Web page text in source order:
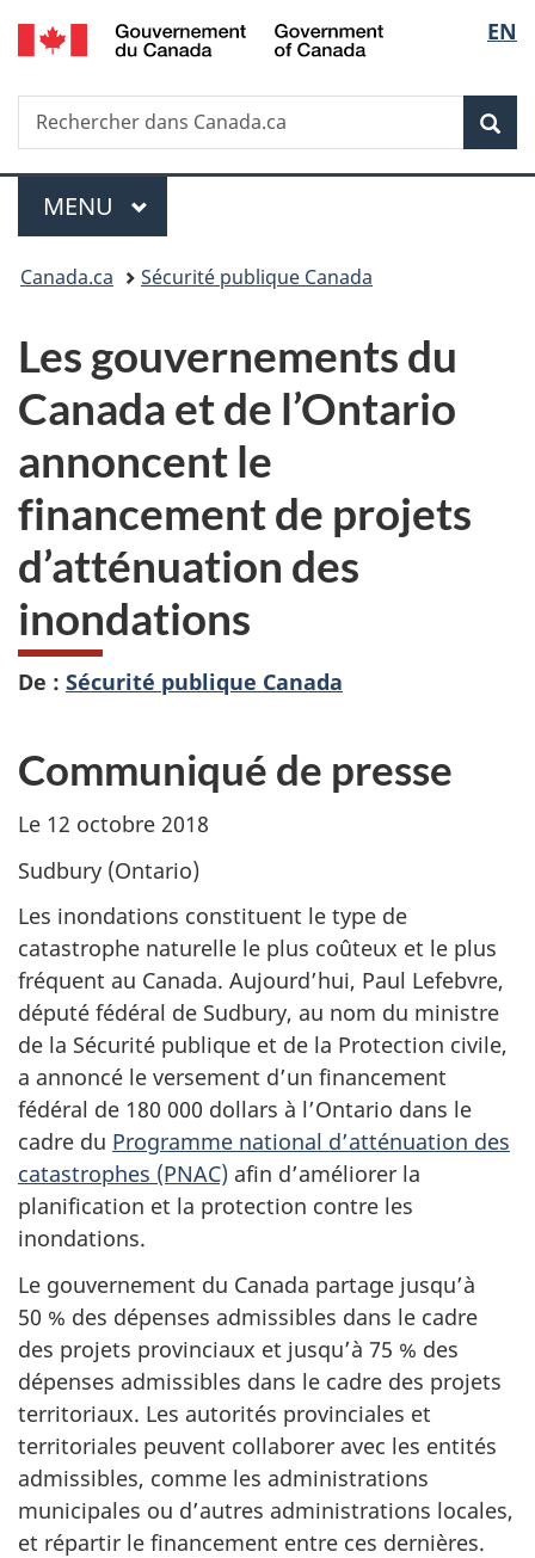
Passer
au
principal
Passer
à
Au
du
Passer
à
version
simplifiée
de
la
EN
Recherche
Rechercher
dans
Menu
MENU PRINCIPAL
Vous
ici :
Canada.ca Sécurité publique Canada
Les gouvernements du
Canada et de l’Ontario
annoncent le
financement de projets
d’atténuation des
inondations
De : Sécurité publique Canada
Communiqué de presse
Le 12 octobre 2018
Sudbury (Ontario)
Les inondations constituent le type de
catastrophe naturelle le plus coûteux et le plus
fréquent au Canada. Aujourd’hui, Paul Lefebvre,
député fédéral de Sudbury, au nom du ministre
de la Sécurité publique et de la Protection civile,
a annoncé le versement d’un financement
fédéral de 180 000 dollars à l’Ontario dans le
cadre du Programme national d’atténuation des
catastrophes (PNAC) afin d’améliorer la
planification et la protection contre les
inondations.
Le gouvernement du Canada partage jusqu’à
50 % des dépenses admissibles dans le cadre
des projets provinciaux et jusqu’à 75 % des
dépenses admissibles dans le cadre des projets
territoriaux. Les autorités provinciales et
territoriales peuvent collaborer avec les entités
admissibles, comme les administrations
municipales ou d’autres administrations locales,
et répartir le financement entre ces dernières.